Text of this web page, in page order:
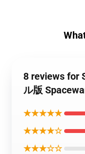
8 reviews for
ル版
★★★★★
★★★★☆
★★★☆☆